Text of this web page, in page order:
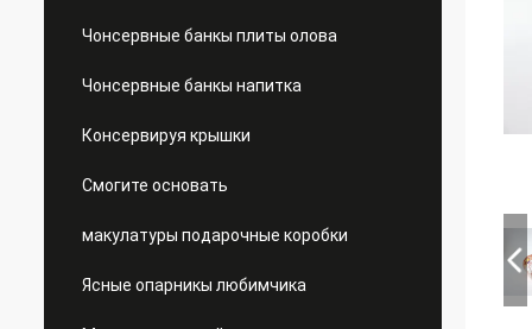
Чонсервные банкы плиты олова
Чонсервные банкы напитка
Консервируя крышки
Смогите основать
макулатуры подарочные коробки
Ясные опарникы любимчика